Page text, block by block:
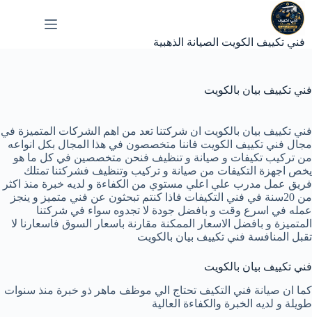
التجاوز
إلى
المحتوى
فني تكييف الكويت الصيانة الذهبية
فني تكييف بيان بالكويت
فني تكييف بيان بالكويت ان شركتنا تعد من اهم الشركات المتميزة في
مجال فني تكييف الكويت فاننا متخصصون في هذا المجال بكل انواعه
من تركيب تكيفات و صيانة و تنظيف فنحن متخصصين في كل ما هو
يخص اجهزة التكيفات من صيانة و تركيب وتنظيف فشركتنا تمتلك
فريق عمل مدرب علي اعلي مستوي من الكفاءة و لديه خبرة منذ اكثر
من 20سنة في فني التكيفات فاذا كنتم تبحثون عن فني متميز و ينجز
عمله في اسرع وقت و بافضل جودة لا تجدوه سواء في شركتنا
المتميزة و بافضل الاسعار الممكنة مقارنة باسعار السوق فاسعارنا لا
تقبل المنافسة فني تكييف بيان بالكويت
فني تكييف بيان بالكويت
كما ان صيانة فني التكيف تحتاج الي موظف ماهر ذو خبرة منذ سنوات
طويلة و لديه الخبرة والكفاءة العالية